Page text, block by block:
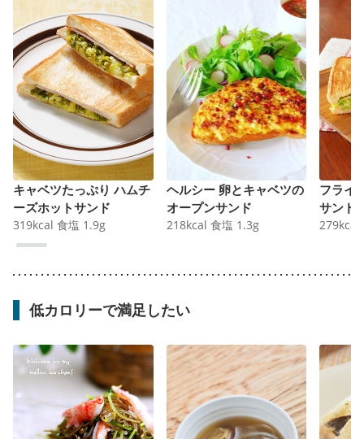
キャベツたっぷり ハムチ
ーズホットサンド
319kcal 食塩 1.9g
ヘルシー 卵とキャベツの
オープンサンド
218kcal 食塩 1.3g
フライ
サンド
279kcal
低カロリーで満足したい